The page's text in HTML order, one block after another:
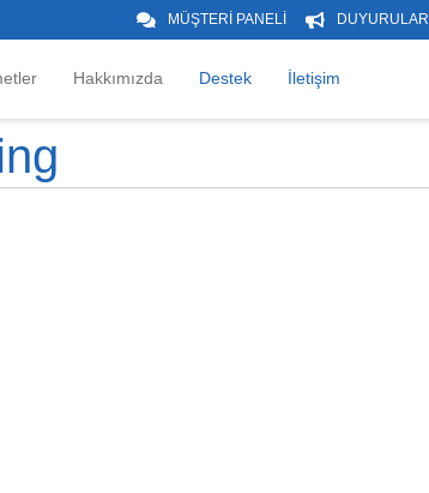
MÜŞTERİ PANELİ DUYURULAR
Hakkımızda Destek İletişim